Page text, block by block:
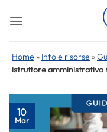
Home » Info e risorse »
istruttore amministrativo
10
Mar